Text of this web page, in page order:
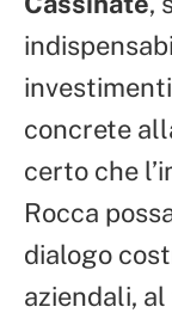
concrete
certo che
Rocca
dialogo
aziendali,